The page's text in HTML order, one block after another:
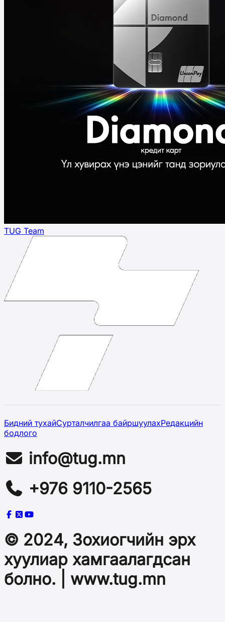
TUG Team
Бидний тухайСурталчилгаа байршуулахРедакцийн
бодлого
info@tug.mn
+976 9110-2565
© 2024, Зохиогчийн эрх
хуулиар хамгаалагдсан
болно. | www.tug.mn